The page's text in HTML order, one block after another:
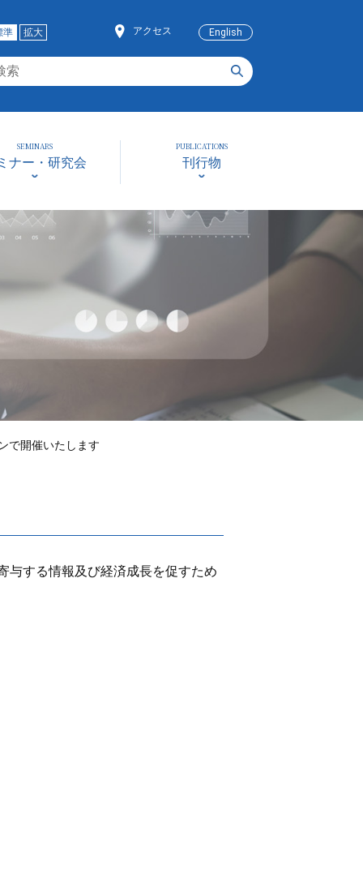
準 拡大 アクセス English
SEMINARS
ナー・研究会
PUBLICATIONS
刊行物
で開催いたします
与する情報及び経済成長を促すため